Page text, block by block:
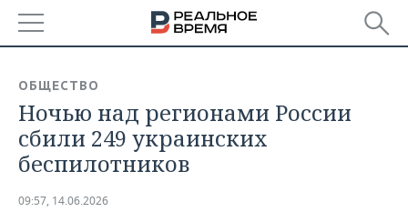
БАШКОРТОСТАН
ТАТАРСТАН
НОВОСТИ
АНАЛИТИКА
ОБЩЕСТВО
Ночью над регионами России
сбили 249 украинских
беспилотников
09:57, 14.06.2026